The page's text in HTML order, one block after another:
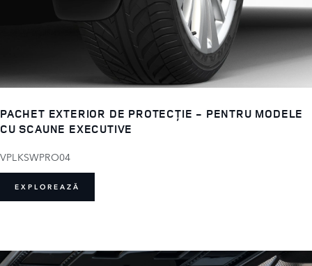
PACHET EXTERIOR DE PROTECȚIE - PENTRU MODELE
CU SCAUNE EXECUTIVE
VPLKSWPRO04
EXPLOREAZĂ